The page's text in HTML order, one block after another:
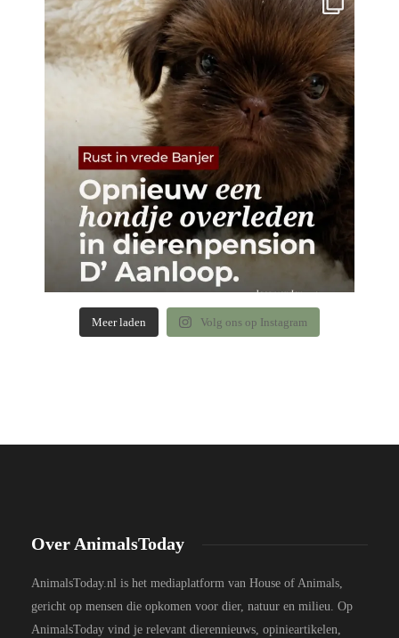
Meer laden Volg ons op Instagram
Over AnimalsToday
AnimalsToday.nl is het mediaplatform van House of Animals,
gericht op mensen die opkomen voor dier, natuur en milieu. Op
AnimalsToday vind je relevant dierennieuws, opinieartikelen,